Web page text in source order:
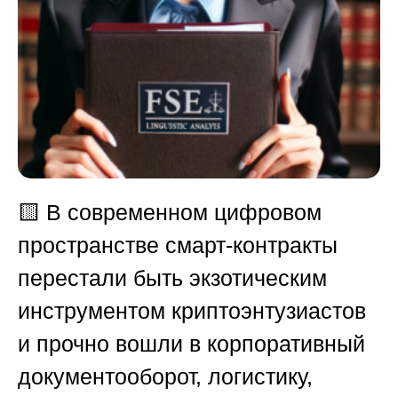
🟨 В современном цифровом
пространстве смарт-контракты
перестали быть экзотическим
инструментом криптоэнтузиастов
и прочно вошли в корпоративный
документооборот, логистику,